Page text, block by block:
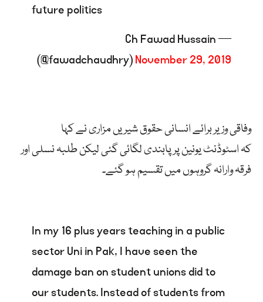
future politics
— Ch Fawad Hussain
(@fawadchaudhry)November 29, 2019
وفاقی وزیر برائے انسانی حقوق شیریں مزاری نے کہا
کہ اسٹوڈنٹ یونین پر پابندی لگائی گئی لیکن طلبہ نسلی اور
فرقہ وارانہ گروہوں میں تقسیم ہو گئے۔
In my 16 plus years teaching in a public
sector Uni in Pak, I have seen the
damage ban on student unions did to
our students. Instead of students from